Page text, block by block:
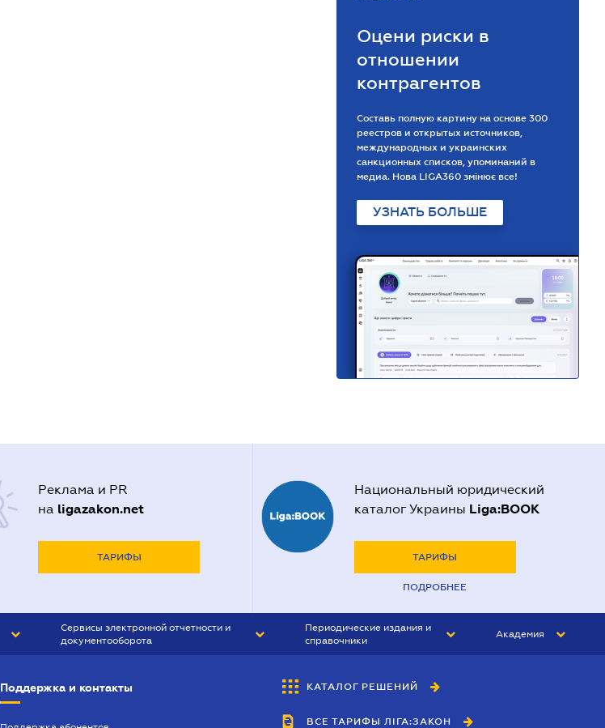
Оцени риски в
отношении
контрагентов
Составь полную картину на основе 300
реестров и открытых источников,
международных и украинских
санкционных списков, упоминаний в
медиа. Нова LIGA360 змінює все!
УЗНАТЬ БОЛЬШЕ
Реклама и PR
на ligazakon.net
ТАРИФЫ
Национальный юридический
каталог Украины Liga:BOOK
ТАРИФЫ
ПОДРОБНЕЕ
Сервисы электронной отчетности и
документооборота
Периодические издания и
справочники
БУХГАЛТЕР&ЗАКОН
ВЕСТНИК МСФО
Академия
Поддержка и контакты КАТАЛОГ РЕШЕНИЙ
ВСЕ ТАРИФЫ ЛІГА:ЗАКОН